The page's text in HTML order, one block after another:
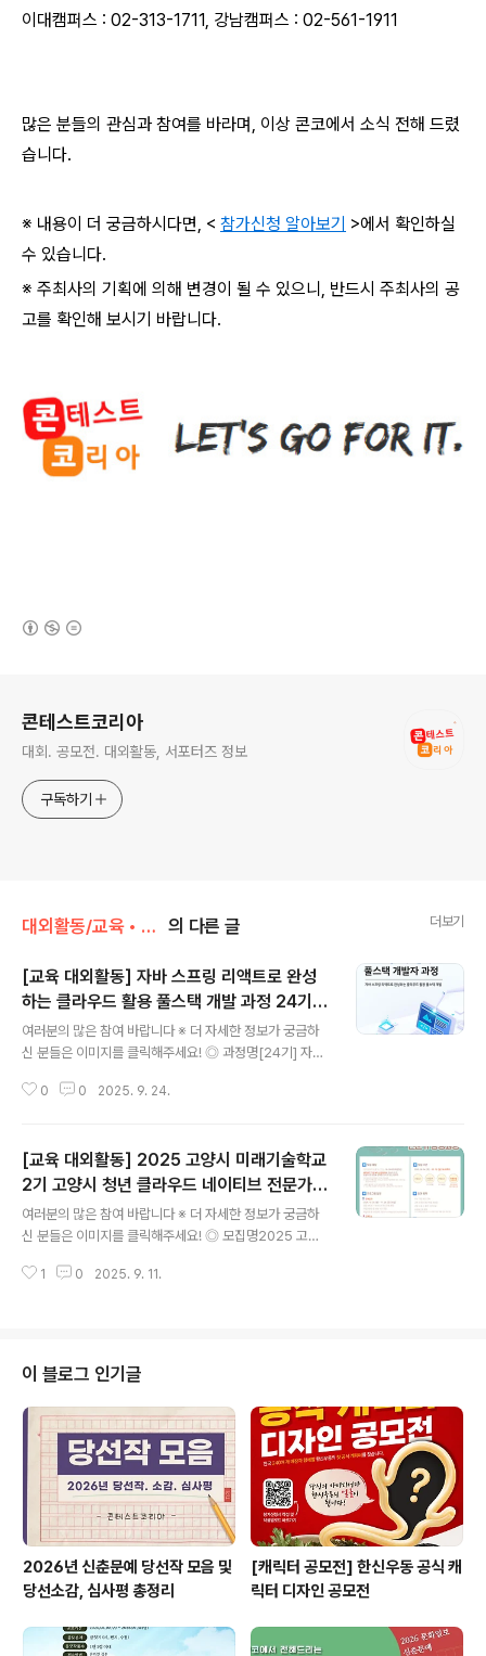
이대캠퍼스 : 02-313-1711, 강남캠퍼스 : 02-561-1911
많은 분들의 관심과 참여를 바라며, 이상 콘코에서 소식 전해 드렸
습니다.
※ 내용이 더 궁금하시다면, < 참가신청 알아보기 >에서 확인하실
수 있습니다.
※ 주최사의 기획에 의해 변경이 될 수 있으니, 반드시 주최사의 공
고를 확인해 보시기 바랍니다.
콘테스트코리아
대회. 공모전. 대외활동, 서포터즈 정보
구독하기
대외활동/교육 • 강연 • 멘토링 의 다른 글 더보기
[교육 대외활동] 자바 스프링 리액트로 완성
하는 클라우드 활용 풀스택 개발 과정 24기
훈련생 모집
여러분의 많은 참여 바랍니다 ※ 더 자세한 정보가 궁금하
신 분들은 이미지를 클릭해주세요! ◎ 과정명[24기] 자바
모집개요- IT 분야로의 취업을 희망하는 미취업 청년를 기
프로젝트 위주로 수업이 편성되어 있습니다.- 훈련생은 팀
프로젝트를 통해 포트폴리오를 완성하며 비전공자/전공자
모두 성공적인 취업 활동이 가능합니다.- 한국정보교육원
은 2021년 고용노동부 선정 베스트직업훈련기관으로서
다. ◎ 기간 및 일정- 신청기간 : 2025-09-01 ~ 2025-
0 0 2025. 9. 24.
[교육 대외활동] 2025 고양시 미래기술학교
2기 고양시 청년 클라우드 네이티브 전문가
양성과정
여러분의 많은 참여 바랍니다 ※ 더 자세한 정보가 궁금하
신 분들은 이미지를 클릭해주세요! ◎ 모집명2025 고양
양성과정 ◎ 신청자격경기도에 주소지를 둔 18세 이상 ~3
양시 내일꿈제작소 A동 3층 클래스룸 1 (고양시 덕양구 은
빛로 72) ◎ 교육내용- 1주차: 클라우드 기본 이해와 CSP
활용- 2주차: 부하분산과 오토스케일링 실습- 3주차: 컨테
이너와 도커의 기초 및 활용- 4주차: IaC 기반 자동화 도구
Ansible 입문- 5주차:..
1 0 2025. 9. 11.
이 블로그 인기글
2026년 신춘문예 당선작 모음 및
당선소감, 심사평 총정리
[캐릭터 공모전] 한신우동 공식 캐
릭터 디자인 공모전